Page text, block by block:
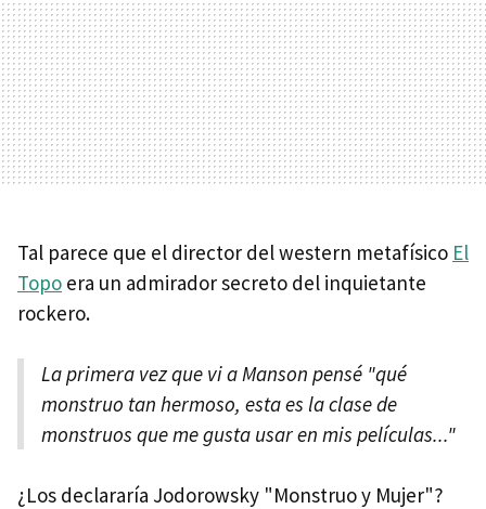
Tal parece que el director del western metafísico El
Topo era un admirador secreto del inquietante
rockero.
La primera vez que vi a Manson pensé "qué
monstruo tan hermoso, esta es la clase de
monstruos que me gusta usar en mis películas..."
¿Los declararía Jodorowsky "Monstruo y Mujer"?